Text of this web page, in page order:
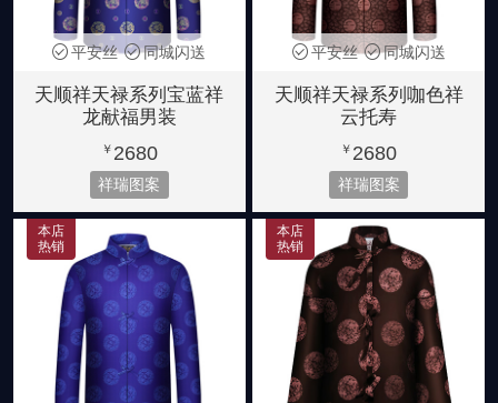
平安丝 同城闪送
天顺祥天禄系列宝蓝祥
龙献福男装
￥ 2680
祥瑞图案
平安丝 同城闪送
天顺祥天禄系列咖色祥
云托寿
￥ 2680
祥瑞图案
本店
热销
本店
热销